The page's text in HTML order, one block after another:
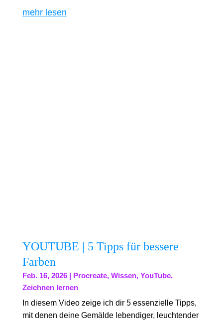
mehr lesen
YOUTUBE | 5 Tipps für bessere
Farben
Feb. 16, 2026| Procreate, Wissen, YouTube,
Zeichnen lernen
In diesem Video zeige ich dir 5 essenzielle Tipps,
mit denen deine Gemälde lebendiger, leuchtender